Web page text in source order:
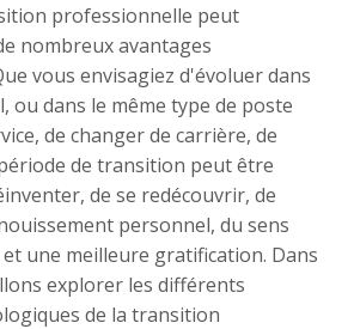
professionnelle peut
nombreux avantages
vous envisagiez d'évoluer dans
ou dans le même type de poste
de changer de carrière, de
de transition peut être
de se redécouvrir, de
personnel, du sens
une meilleure gratification. Dans
explorer les différents
de la transition